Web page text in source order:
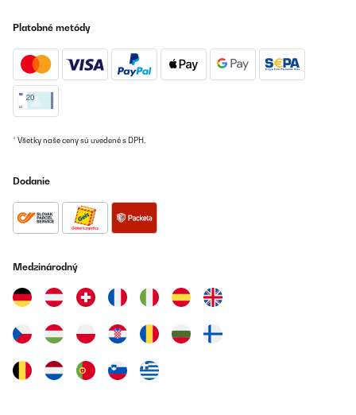
Platobné metódy
* Všetky naše ceny sú uvedené s DPH.
Dodanie
Medzinárodný